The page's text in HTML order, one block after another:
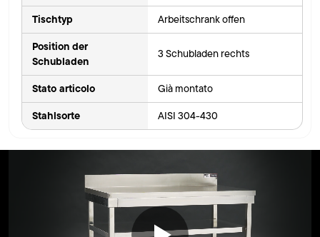
Tischtyp Arbeitschrank offen
Position der
Schubladen
3 Schubladen rechts
Stato articolo Già montato
Stahlsorte AISI 304-430